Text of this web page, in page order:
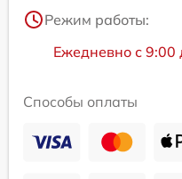
Режим работы:
Ежедневно с 9:00
Способы оплаты